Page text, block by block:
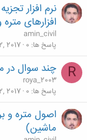
نرم افزار
افزارهای
amin_civil
پاسخ ها 0
2017
R چند سوال در
roya_2003
پاسخ ها 0
2017
اصول متره و
ماشین)